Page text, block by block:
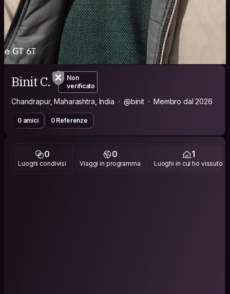
Binit C.
Non
verificato
Chandrapur, Maharashtra, India @binit Membro dal 2026
0 amici 0 Referenze
0
Luoghi condivisi
0
Viaggi in programma
1
Luoghi in cui ho vissuto